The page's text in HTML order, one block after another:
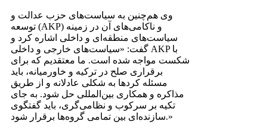
وی هم‌چنین به سیاست‌های حزب عدالت و
توسعه (AKP) و ناکامی‌های آن در زمینه
سیاست‌های منطقه‌ای و داخلی اشاره کرد و
گفت: «سیاست‌های خارجی و داخلی AKP با
شکست مواجه شده است. ما معتقدیم که برای
برقراری صلح در ترکیه و خاورمیانه، باید
مسئله کردها به شکلی عادلانه و از طریق
مذاکره و همکاری بین‌المللی حل شود. به جای
تکیه بر سرکوب و نظامی‌گری، باید گفتگوی
سازنده‌ای بین تمامی گروه‌ها برقرار شود.»